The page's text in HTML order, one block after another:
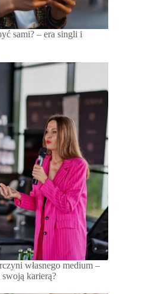
sami? – era singli i
własnego medium –
karierą?